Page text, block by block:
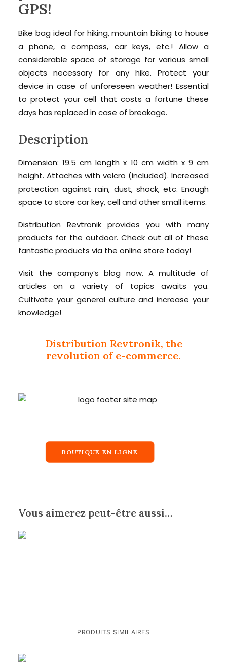
GPS!
Bike bag ideal for hiking, mountain biking to house
a phone, a compass, car keys, etc.! Allow a
considerable space of storage for various small
objects necessary for any hike. Protect your
device in case of unforeseen weather! Essential
to protect your cell that costs a fortune these
days has replaced in case of breakage.
Description
Dimension: 19.5 cm length x 10 cm width x 9 cm
height. Attaches with velcro (included). Increased
protection against rain, dust, shock, etc. Enough
space to store car key, cell and other small items.
Distribution Revtronik provides you with many
products for the outdoor. Check out all of these
fantastic products via the online store today!
Visit the company’s blog now. A multitude of
articles on a variety of topics awaits you.
Cultivate your general culture and increase your
knowledge!
Distribution Revtronik, the
revolution of e-commerce.
BOUTIQUE EN LIGNE
Vous aimerez peut-être aussi…
PRODUITS SIMILAIRES